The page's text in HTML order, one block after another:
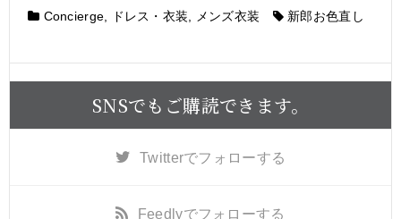
Concierge ドレス・衣装 メンズ衣装 新郎お色直し
SNSでもご購読できます。
Twitterでフォローする
Feedlyでフォローする